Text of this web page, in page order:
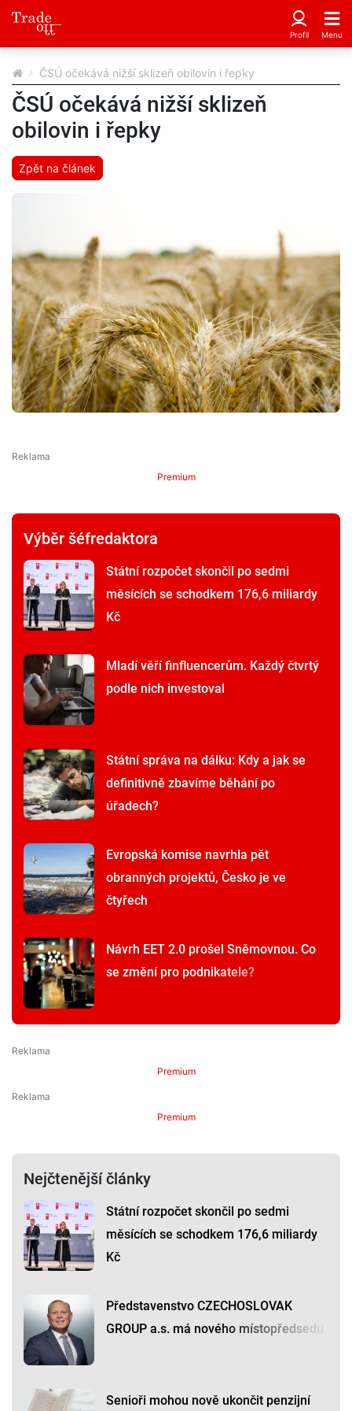
ČSÚ očekává nižší sklizeň obilovin i řepky
ČSÚ očekává nižší sklizeň
obilovin i řepky
Zpět na článek
Premium
Výběr šéfredaktora
Státní rozpočet skončil po sedmi
měsících se schodkem 176,6 miliardy
Kč
Mladí věří finfluencerům. Každý čtvrtý
podle nich investoval
Státní správa na dálku: Kdy a jak se
definitivně zbavíme běhání po
úřadech?
Evropská komise navrhla pět
obranných projektů, Česko je ve
čtyřech
Návrh EET 2.0 prošel Sněmovnou. Co
se změní pro podnikatele?
Premium
Premium
Nejčtenější články
Státní rozpočet skončil po sedmi
měsících se schodkem 176,6 miliardy
Kč
Představenstvo CZECHOSLOVAK
GROUP a.s. má nového místopředsedu
Senioři mohou nově ukončit penzijní